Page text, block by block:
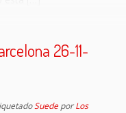
26-11-
SuedeporLos